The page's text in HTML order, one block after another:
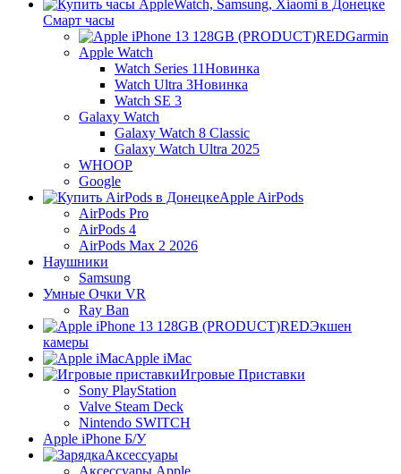
Смарт часы
Garmin
Apple Watch
Watch Series 11Новинка
Watch Ultra 3Новинка
Watch SE 3
Galaxy Watch
Galaxy Watch 8 Classic
Galaxy Watch Ultra 2025
WHOOP
Google
Apple AirPods
AirPods Pro
AirPods 4
AirPods Max 2 2026
Наушники
Samsung
Умные Очки VR
Ray Ban
Экшен
камеры
Apple iMac
Игровые Приставки
Sony PlayStation
Valve Steam Deck
Nintendo SWITCH
Apple iPhone Б/У
Аксессуары
Аксессуары Apple